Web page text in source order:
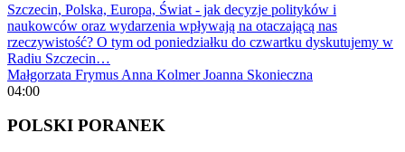
Szczecin, Polska, Europa, Świat - jak decyzje polityków i
naukowców oraz wydarzenia wpływają na otaczającą nas
rzeczywistość? O tym od poniedziałku do czwartku dyskutujemy w
Radiu Szczecin…
Małgorzata Frymus Anna Kolmer Joanna Skonieczna
04:00
POLSKI PORANEK